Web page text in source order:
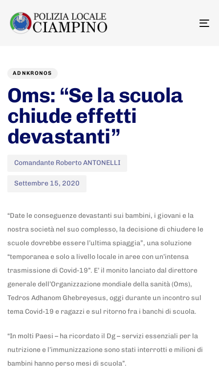
ADNKRONOS
Oms: “Se la scuola
chiude effetti
devastanti”
Comandante Roberto ANTONELLI
Settembre 15, 2020
“Date le conseguenze devastanti sui bambini, i giovani e la
nostra società nel suo complesso, la decisione di chiudere le
scuole dovrebbe essere l’ultima spiaggia”, una soluzione
“temporanea e solo a livello locale in aree con un’intensa
trasmissione di Covid-19”. E’ il monito lanciato dal direttore
generale dell’Organizzazione mondiale della sanità (Oms),
Tedros Adhanom Ghebreyesus, oggi durante un incontro sul
tema Covid-19 e ragazzi e sul ritorno fra i banchi di scuola.
“In molti Paesi – ha ricordato il Dg – servizi essenziali per la
nutrizione e l’immunizzazione sono stati interrotti e milioni di
bambini hanno perso mesi di scuola”.